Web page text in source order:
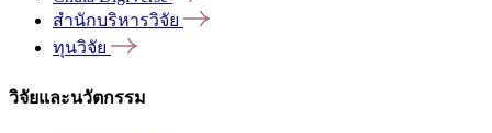
สำนักบริหารวิจัย
ทุนวิจัย
วิจัยและนวัตกรรม